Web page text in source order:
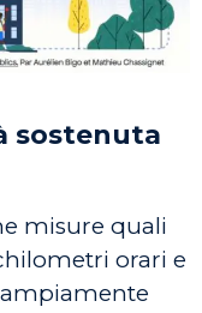
sostenuta
misure quali
orari e